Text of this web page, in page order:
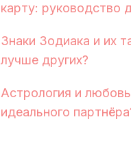
карту: руководство
Знаки Зодиака и их
лучше других?
Астрология и
идеального